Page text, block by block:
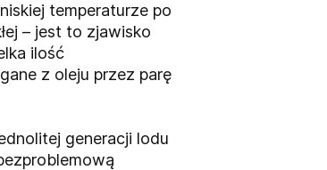
temperaturze po
– jest to zjawisko
ilość
z oleju przez parę
generacji lodu